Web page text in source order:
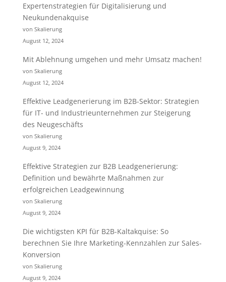
Expertenstrategien für Digitalisierung und
Neukundenakquise
von Skalierung
August 12, 2024
Mit Ablehnung umgehen und mehr Umsatz machen!
von Skalierung
August 12, 2024
Effektive Leadgenerierung im B2B-Sektor: Strategien
für IT- und Industrieunternehmen zur Steigerung
des Neugeschäfts
von Skalierung
August 9, 2024
Effektive Strategien zur B2B Leadgenerierung:
Definition und bewährte Maßnahmen zur
erfolgreichen Leadgewinnung
von Skalierung
August 9, 2024
Die wichtigsten KPI für B2B-Kaltakquise: So
berechnen Sie Ihre Marketing-Kennzahlen zur Sales-
Konversion
von Skalierung
August 9, 2024